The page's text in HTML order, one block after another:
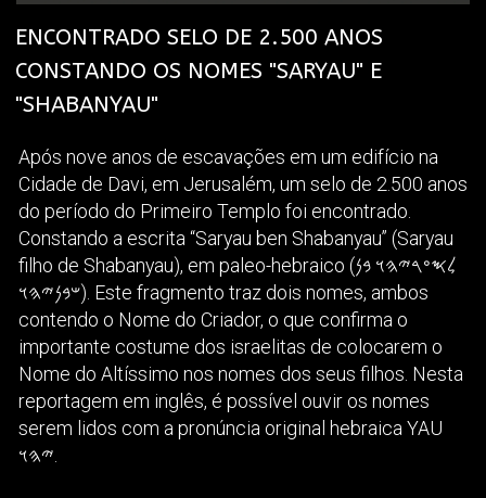
ENCONTRADO SELO DE 2.500 ANOS
CONSTANDO OS NOMES "SARYAU" E
"SHABANYAU"
Após nove anos de escavações em um edifício na
Cidade de Davi, em Jerusalém, um selo de 2.500 anos
do período do Primeiro Templo foi encontrado.
Constando a escrita “Saryau ben Shabanyau” (Saryau
filho de Shabanyau), em paleo-hebraico (𐤋𐤎𐤏𐤓𐤉𐤄𐤅 𐤁𐤍
𐤔𐤁𐤍𐤉𐤄𐤅). Este fragmento traz dois nomes, ambos
contendo o Nome do Criador, o que confirma o
importante costume dos israelitas de colocarem o
Nome do Altíssimo nos nomes dos seus filhos. Nesta
reportagem em inglês, é possível ouvir os nomes
serem lidos com a pronúncia original hebraica YAU